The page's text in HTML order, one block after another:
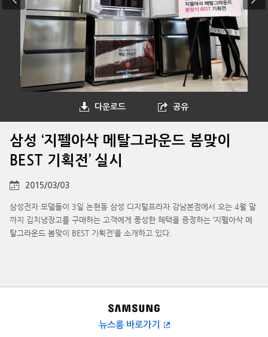
다운로드 공유
삼성 ‘지펠아삭 메탈그라운드 봄맞이
BEST 기획전’ 실시
2015/03/03
삼성전자 모델들이 3일 논현동 삼성 디지털프라자 강남본점에서 오는 4월 말
까지 김치냉장고를 구매하는 고객에게 풍성한 혜택을 증정하는 ‘지펠아삭 메
탈그라운드 봄맞이 BEST 기획전’을 소개하고 있다.
뉴스룸 바로가기